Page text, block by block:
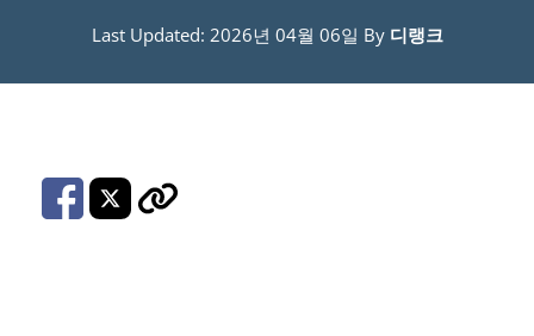
Last Updated: 2026년 04월 06일 By 디랭크